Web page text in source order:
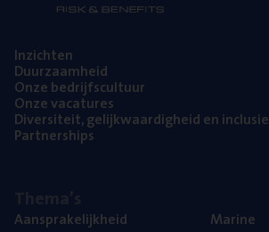
Inzich­ten
Duur­zaam­heid
Onze bedrijfs­cul­tuur
Onze vaca­tu­res
Diver­si­teit, gelijk­waar­dig­heid en inclusie
Part­ner­ships
Aan­spra­ke­lijk­heid
Mari­ne